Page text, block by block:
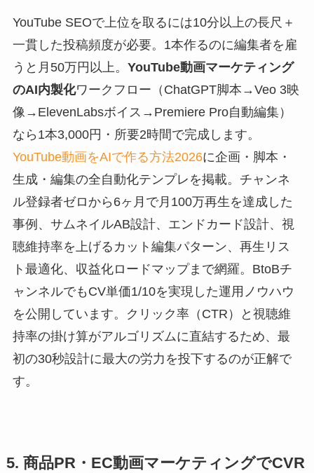
YouTube SEOで上位を取るには10分以上の長尺＋
一貫した投稿頻度が必要。1本作るのに編集者を雇
うと月50万円以上。 YouTube動画マーケティング
のAI内製化ワークフロー（ChatGPT脚本→Veo 3映
像→ElevenLabsボイス→Premiere Pro自動編集）
なら1本3,000円・所要2時間で完成します。
YouTube動画をAIで作る方法2026に企画・脚本・
生成・編集の全自動化テンプレを掲載。チャンネ
ル登録者ゼロから6ヶ月で月100万再生を達成した
事例、サムネイルAB設計、エンドカード設計、視
聴維持率を上げるカット編集パターン、再生リス
ト最適化、収益化ロードマップまで網羅。BtoBチ
ャンネルでもCV単価1/10を実現した運用ノウハウ
を公開しています。クリック率（CTR）と視聴維
持率の掛け算がアルゴリズムに直結するため、最
初の30秒設計に最大の労力を投下するのが正解で
す。
5. 商品PR・EC動画マーケティングでCVR